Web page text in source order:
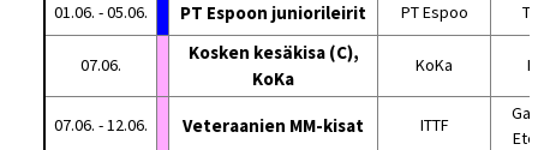
01.06. - 05.06.
PT Espoon juniorileirit PT Espoo
07.06.
Kosken kesäkisa (C),
KoKa
KoKa
07.06. - 12.06. Veteraanien MM-kisat ITTF